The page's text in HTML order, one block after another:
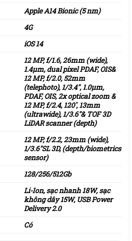
Apple A14 Bionic (5 nm)
4G
iOS 14
12 MP, f/1.6, 26mm (wide),
1.4µm, dual pixel PDAF, OIS&
12 MP, f/2.0, 52mm
(telephoto), 1/3.4″, 1.0µm,
PDAF, OIS, 2x optical zoom &
12 MP, f/2.4, 120˚, 13mm
(ultrawide), 1/3.6″& TOF 3D
LiDAR scanner (depth)
12 MP, f/2.2, 23mm (wide),
1/3.6″SL 3D, (depth/biometrics
sensor)
128/256/512Gb
Li-Ion, sạc nhanh 18W, sạc
không dây 15W, USB Power
Delivery 2.0
Có